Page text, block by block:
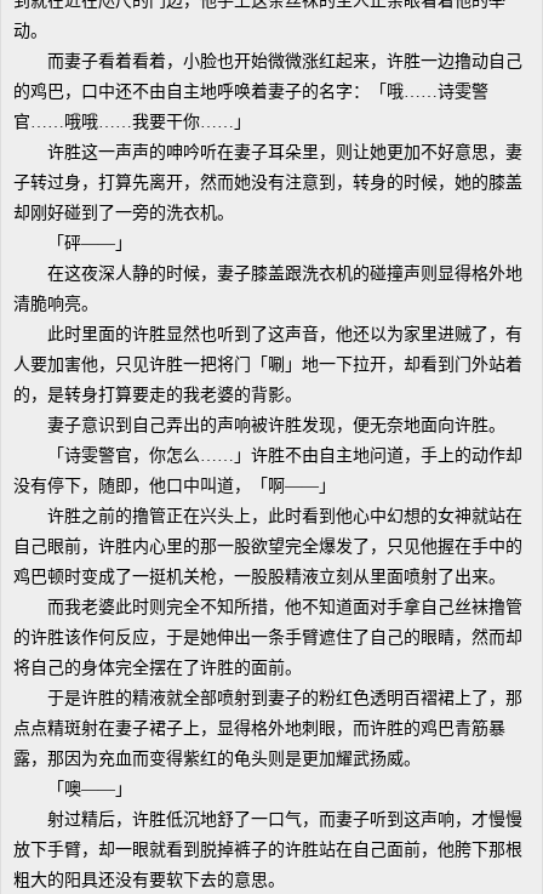
动。
而妻子看着看着，小脸也开始微微涨红起来，许胜一边撸动自己
的鸡巴，口中还不由自主地呼唤着妻子的名字：「哦……诗雯警
官……哦哦……我要干你……」
许胜这一声声的呻吟听在妻子耳朵里，则让她更加不好意思，妻
子转过身，打算先离开，然而她没有注意到，转身的时候，她的膝盖
却刚好碰到了一旁的洗衣机。
「砰——」
在这夜深人静的时候，妻子膝盖跟洗衣机的碰撞声则显得格外地
清脆响亮。
此时里面的许胜显然也听到了这声音，他还以为家里进贼了，有
人要加害他，只见许胜一把将门「唰」地一下拉开，却看到门外站着
的，是转身打算要走的我老婆的背影。
妻子意识到自己弄出的声响被许胜发现，便无奈地面向许胜。
「诗雯警官，你怎么……」许胜不由自主地问道，手上的动作却
没有停下，随即，他口中叫道，「啊——」
许胜之前的撸管正在兴头上，此时看到他心中幻想的女神就站在
自己眼前，许胜内心里的那一股欲望完全爆发了，只见他握在手中的
鸡巴顿时变成了一挺机关枪，一股股精液立刻从里面喷射了出来。
而我老婆此时则完全不知所措，他不知道面对手拿自己丝袜撸管
的许胜该作何反应，于是她伸出一条手臂遮住了自己的眼睛，然而却
将自己的身体完全摆在了许胜的面前。
于是许胜的精液就全部喷射到妻子的粉红色透明百褶裙上了，那
点点精斑射在妻子裙子上，显得格外地刺眼，而许胜的鸡巴青筋暴
露，那因为充血而变得紫红的龟头则是更加耀武扬威。
「噢——」
射过精后，许胜低沉地舒了一口气，而妻子听到这声响，才慢慢
放下手臂，却一眼就看到脱掉裤子的许胜站在自己面前，他胯下那根
粗大的阳具还没有要软下去的意思。